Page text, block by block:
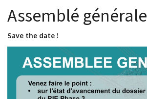
Assemblé générale
Save the date !